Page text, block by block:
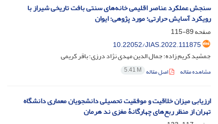
سنجش عملکرد عناصر اقلیمی خانه‌های سنتی بافت تاریخی شیراز با
رویکرد آسایش حرارتی؛ مورد پژوهی: ایوان
صفحه89-115
10.22052/JIAS.2022.111875
جمشید کریم زاده؛ جمال الدین مهدی نژاد درزی؛ باقر کریمی
مشاهده مقاله اصل مقاله 5.41 M
ارزیابی میزان خلاقیت و موفقیت تحصیلی دانشجویان معماری دانشگاه
تهران از منظر ربع‌های چهارگانۀ مغزی ند هرمان